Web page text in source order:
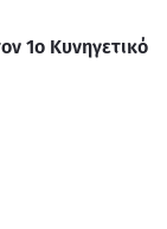
1ο Κυνηγετικό